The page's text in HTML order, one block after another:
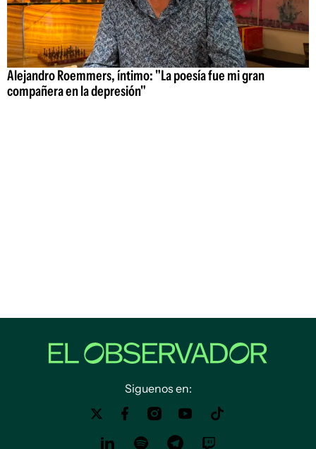
Alejandro Roemmers, íntimo: "La poesía fue mi gran
compañera en la depresión"
Siguenos en: